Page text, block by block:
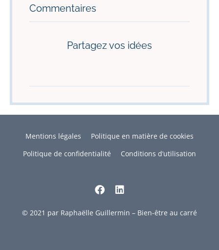
Commentaires
Partagez vos idées
Mentions légales
Politique en matière de cookies
Politique de confidentialité
Conditions d’utilisation
© 2021 par Raphaëlle Guillermin – Bien-être au carré